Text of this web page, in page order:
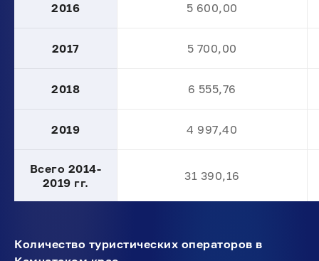
2016 5 600,00
2017 5 700,00
2018 6 555,76
2019 4 997,40
Всего 2014-
2019 гг.
31 390,16
Количество туристических операторов в